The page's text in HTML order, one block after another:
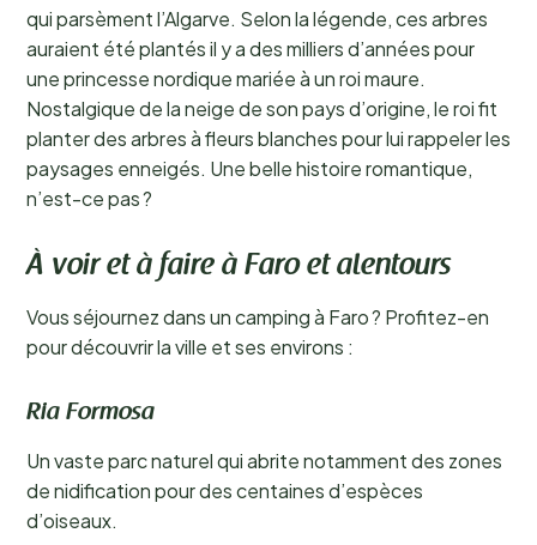
qui parsèment l’Algarve. Selon la légende, ces arbres
auraient été plantés il y a des milliers d’années pour
une princesse nordique mariée à un roi maure.
Nostalgique de la neige de son pays d’origine, le roi fit
planter des arbres à fleurs blanches pour lui rappeler les
paysages enneigés. Une belle histoire romantique,
n’est-ce pas ?
À voir et à faire à Faro et alentours
Vous séjournez dans un camping à Faro ? Profitez-en
pour découvrir la ville et ses environs :
Ria Formosa
Un vaste parc naturel qui abrite notamment des zones
de nidification pour des centaines d’espèces
d’oiseaux.